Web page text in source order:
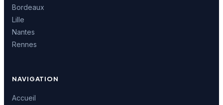
Bordeaux
Lille
Nantes
Rennes
NAVIGATION
Accueil